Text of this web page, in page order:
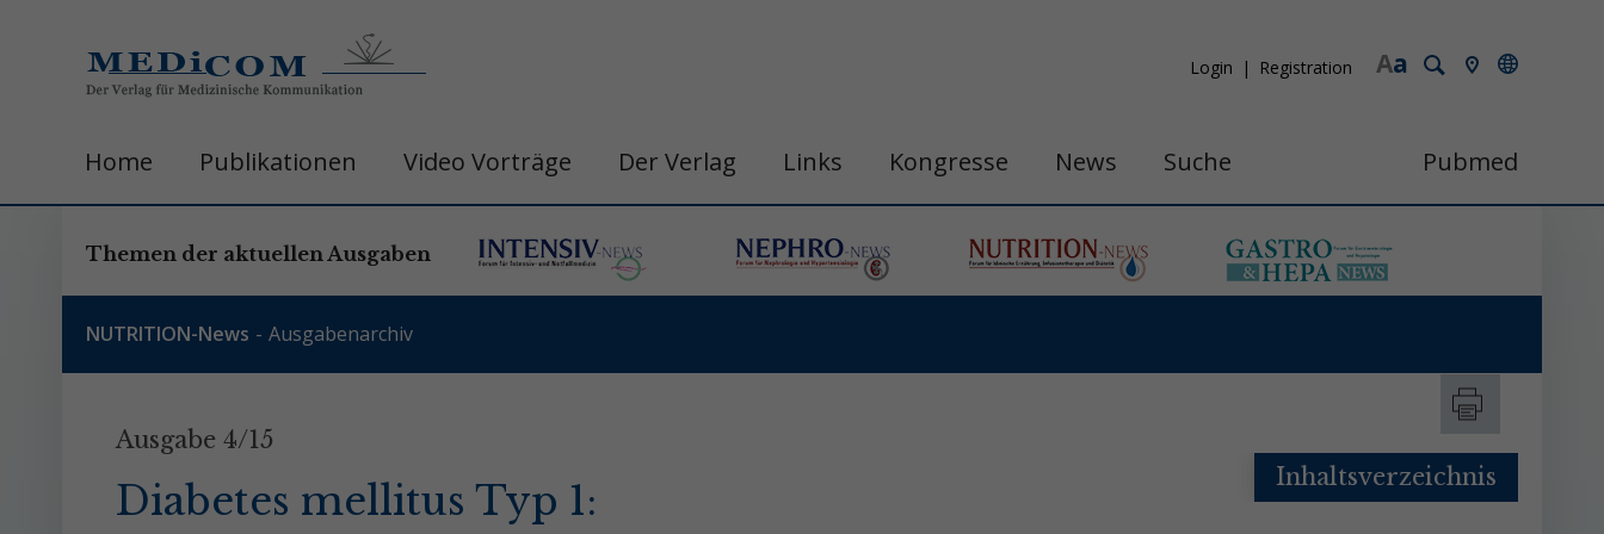
a
A
Login Registration
Home Publikationen Video Vorträge Der Verlag Links Kongresse News Suche Pubmed
Themen der aktuellen Ausgaben
NUTRITION-News Ausgabenarchiv
Ausgabe 4/15
Diabetes mellitus Typ 1: Inhaltsverzeichnis